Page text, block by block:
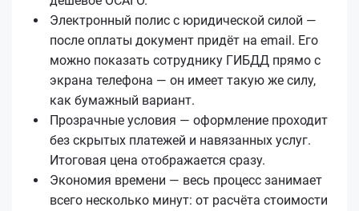
Электронный полис с юридической силой —
после оплаты документ придёт на email. Его
можно показать сотруднику ГИБДД прямо с
экрана телефона — он имеет такую же силу,
как бумажный вариант.
Прозрачные условия — оформление проходит
без скрытых платежей и навязанных услуг.
Итоговая цена отображается сразу.
Экономия времени — весь процесс занимает
всего несколько минут: от расчёта стоимости